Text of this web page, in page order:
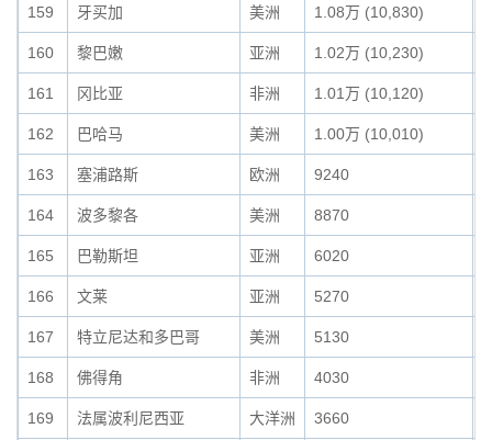
159 牙买加 美洲 1.08万 (10,830)
160 黎巴嫩 亚洲 1.02万 (10,230)
161 冈比亚 非洲 1.01万 (10,120)
162 巴哈马 美洲 1.00万 (10,010)
163 塞浦路斯 欧洲 9240
164 波多黎各 美洲 8870
165 巴勒斯坦 亚洲 6020
166 文莱 亚洲 5270
167 特立尼达和多巴哥 美洲 5130
168 佛得角 非洲 4030
169 法属波利尼西亚 大洋洲 3660